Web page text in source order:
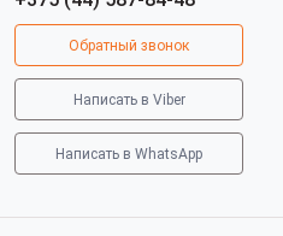
Обратный звонок
Написать в Viber
Написать в WhatsApp